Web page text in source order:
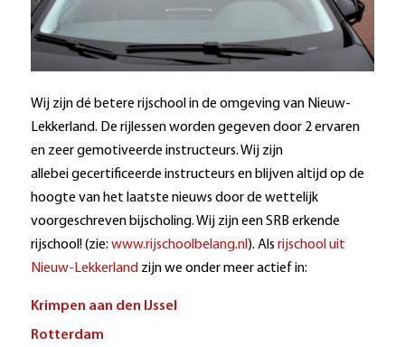
Wij zijn dé betere rijschool in de omgeving van Nieuw-
Lekkerland. De rijlessen worden gegeven door 2 ervaren
en zeer gemotiveerde instructeurs. Wij zijn
allebei gecertificeerde instructeurs en blijven altijd op de
hoogte van het laatste nieuws door de wettelijk
voorgeschreven bijscholing. Wij zijn een SRB erkende
rijschool! (zie: www.rijschoolbelang.nl ). Als rijschool uit
Nieuw-Lekkerland zijn we onder meer actief in:
Krimpen aan den IJssel
Rotterdam